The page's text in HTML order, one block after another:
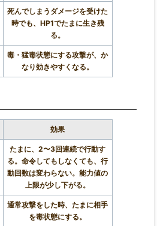
死んでしまうダメージを受けた
時でも、HP1でたまに生き残
る。
毒・猛毒状態にする攻撃が、か
なり効きやすくなる。
効果
たまに、2〜3回連続で行動す
る。命令してもしなくても、行
動回数は変わらない。能力値の
上限が少し下がる。
通常攻撃をした時、たまに相手
を毒状態にする。